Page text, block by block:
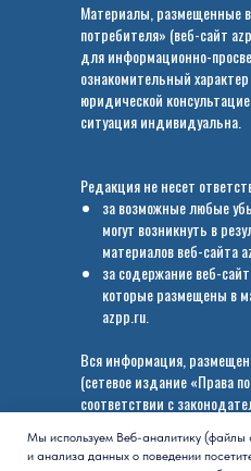
Мы используем Веб-аналитику (файлы
и анализа данных о поведении
Материалы, размещенные
потребителя» (веб-сайт
для информационно-
ознакомительный
юридической
ситуация индивидуальна.
Редакция не несет
за возможные любые
могут возникнуть в
материалов веб-сайта
за содержание веб-
которые размещены в
azpp.ru.
Вся информация,
(сетевое издание «Права
соответствии с